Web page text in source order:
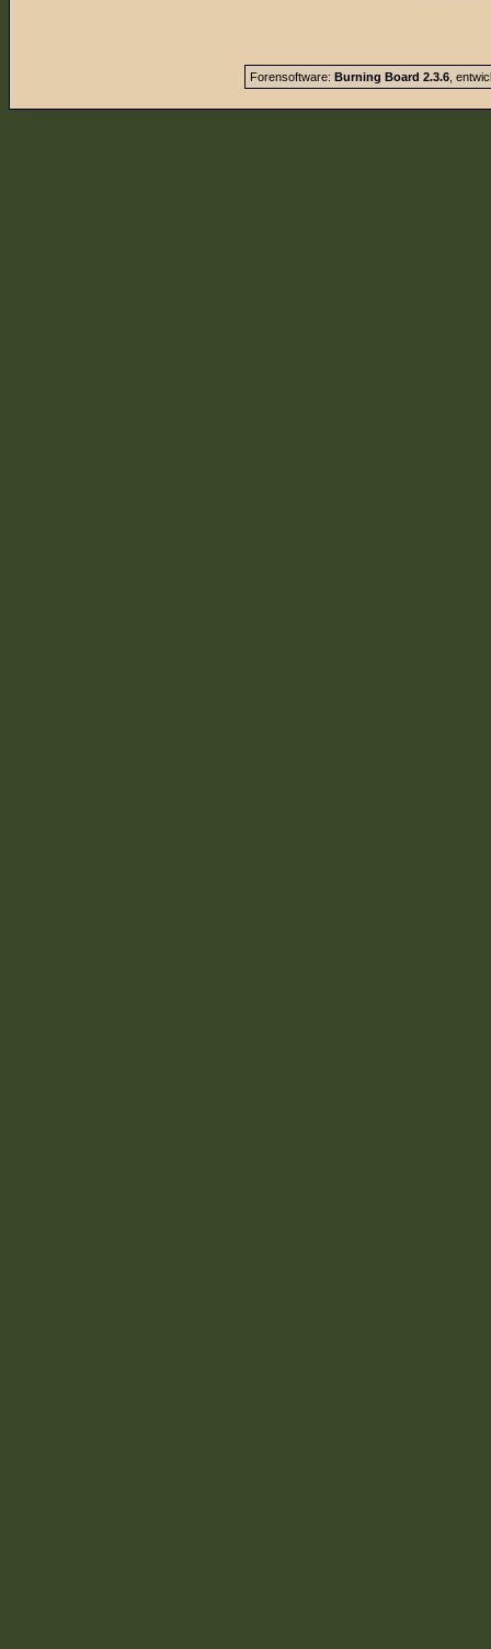
Forensoftware: Burning Board 2.3.6,